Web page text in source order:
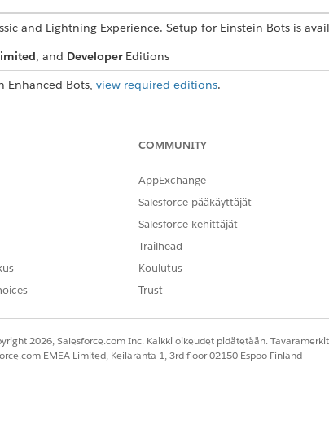
and Lightning Experience. Setup for Einstein Bots is
, and DeveloperEditions
Enhanced Bots, view required editions.
OR
Modify Metadata
OR
Manage Bots
bot from the template.
COMMUNITY
AppExchange
Salesforce-pääkäyttäjät
Salesforce-kehittäjät
Trailhead
Koulutus
Trust
2026, Salesforce.com Inc. Kaikki oikeudet pidätetään.
EMEA Limited, Keilaranta 1, 3rd floor 02150 Espoo Finland